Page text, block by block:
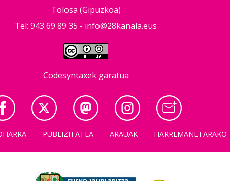
Tolosa (Gipuzkoa)
Tel: 943 69 89 35 - info@28kanala.eus
Codesyntaxek garatua
PUBLIZITATEA ARAUAK HARREMANETARAKO